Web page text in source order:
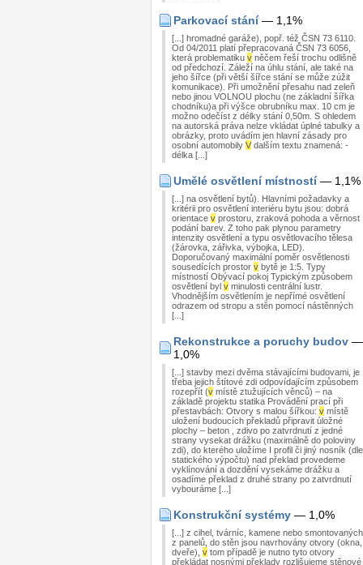
Parkovací stání— 1,1%
[...] hromadné garáže), popř. též ČSN 73 6110.
Od 04/2011 platí přepracovaná ČSN 73 6056,
která problematiku v něčem řeší trochu odlišně
od předchozí. Záleží na úhlu stání, ale také na
jeho šířce (při větší šířce stání se může zúžit
komunikace). Při umožnění přesahu nad zeleň
nebo jinou VOLNOU plochu (ne základní šířka
chodníku)a při výšce obrubníku max. 10 cm je
možno odečíst z délky stání 0,50m. S ohledem
na autorská práva nelze vkládat úplné tabulky a
obrázky, proto uvádím jen hlavní zásady pro
osobní automobily V dalším textu znamená: -
délka [...]
Umělé osvětlení místností— 1,1%
[...] na osvětlení bytů). Hlavními požadavky a
kritérii pro osvětlení interiéru bytu jsou: dobrá
orientace v prostoru, zraková pohoda a věrnost
podání barev. Z toho pak plynou parametry
intenzity osvětlení a typu osvětlovacího tělesa
(žárovka, zářivka, výbojka, LED).
Doporučovaný maximální poměr osvětlenosti
sousedících prostor v bytě je 1:5. Typy
místností Obývací pokoj Typickým způsobem
osvětlení byl v minulosti centrální lustr.
Vhodnějším osvětlením je nepřímé osvětlení
odrazem od stropu a stěn pomocí nástěnných
[...]
Rekonstrukce a poruchy budov —
1,0%
[...] stavby mezi dvěma stávajícími budovami, je
třeba jejich štítové zdi odpovídajícím způsobem
rozepřít (v místě ztužujících věnců) – na
základě projektu statika Provádění prací při
přestavbách: Otvory s malou šířkou: v místě
uložení budoucích překladů připravit úložné
plochy – beton , zdivo po zatvrdnutí z jedné
strany vysekat drážku (maximálně do poloviny
zdi), do kterého uložíme I profil či jiný nosník (dle
statického výpočtu) nad překlad provedeme
vyklínování a dozdění vysekáme drážku a
osadíme překlad z druhé strany po zatvrdnutí
vybouráme [...]
Konstrukční systémy — 1,0%
[...] z cihel, tvárníc, kamene nebo smontovaných
z panelů, do stěn jsou navrhovány otvory (okna,
dveře), v tom případě je nutno tyto otvory
překládat nosnými překlady rozlišujeme stěnové